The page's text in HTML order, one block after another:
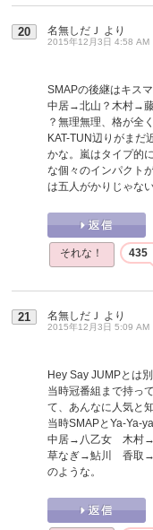
20 名無しだＪ より
2015年12月3日 4:58 AM
SMAPの後継はキスマ
中居→北山？木村→
？無理無理、格が全く
KAT-TUN辺りがまだ
かな。嵐はタイプ的
な個々のインパクト
は五人がかりじゃな
それな！ 435
21 名無しだＪ より
2015年12月3日 5:09 AM
Hey Say JUMPとは
当時冠番組まで持っ
て、あんなに人気と
当時SMAPとYa-Ya-
中居→八乙女 木村
草なぎ→鮎川 香取
のような。